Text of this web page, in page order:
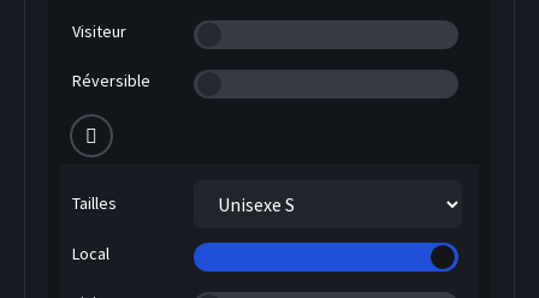
Visiteur
Réversible
Tailles
Local